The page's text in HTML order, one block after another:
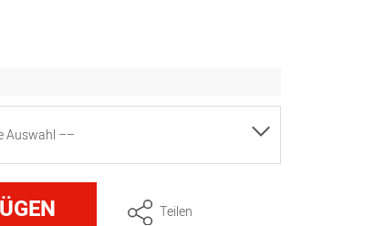
Auswahl ––
Klinge 26 cm, Griff blau
Teilen